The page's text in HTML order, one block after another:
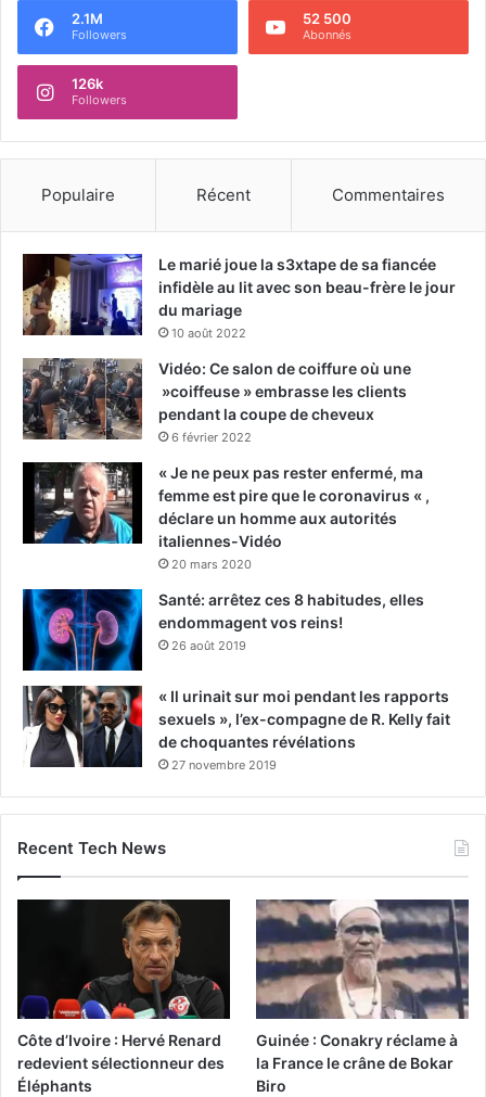
2.1M
Followers
52 500
Abonnés
126k
Followers
Populaire Récent Commentaires
Le marié joue la s3xtape de sa fiancée
infidèle au lit avec son beau-frère le jour
du mariage
10 août 2022
Vidéo: Ce salon de coiffure où une
»coiffeuse » embrasse les clients
pendant la coupe de cheveux
6 février 2022
« Je ne peux pas rester enfermé, ma
femme est pire que le coronavirus « ,
déclare un homme aux autorités
italiennes-Vidéo
20 mars 2020
Santé: arrêtez ces 8 habitudes, elles
endommagent vos reins!
26 août 2019
« Il urinait sur moi pendant les rapports
sexuels », l’ex-compagne de R. Kelly fait
de choquantes révélations
27 novembre 2019
Recent Tech News
Côte d’Ivoire : Hervé Renard
redevient sélectionneur des
Éléphants
Guinée : Conakry réclame à
la France le crâne de Bokar
Biro